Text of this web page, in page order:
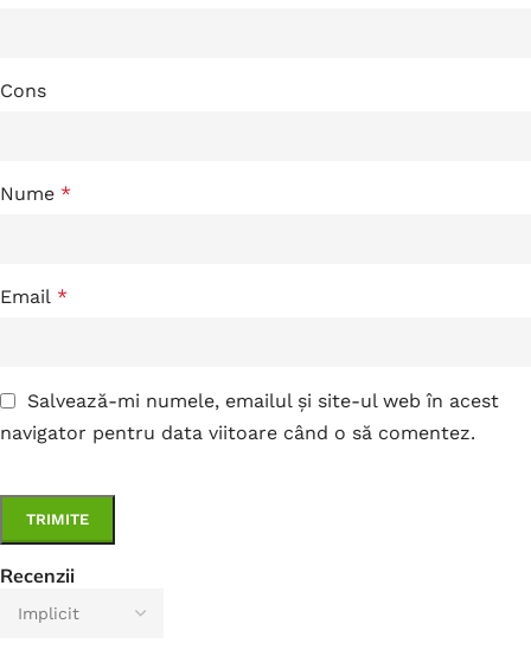
Recenzii
Cons
Nume *
Email *
Salvează-mi numele, emailul și site-ul web în acest
navigator pentru data viitoare când o să comentez.